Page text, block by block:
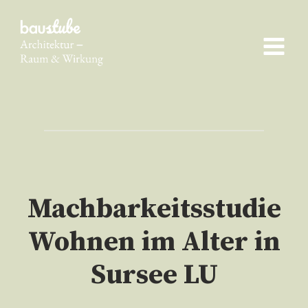
content
Machbarkeitsstudie
Wohnen im Alter in
Sursee LU